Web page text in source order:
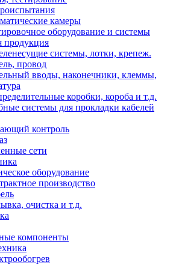
камеры
оборудование и системы
продукция
системы, лотки, крепеж.
провод
вводы, наконечники, клеммы,
коробки, короба и т.д.
системы для прокладки кабелей
контроль
сети
оборудование
производство
очистка и т.д.
компоненты